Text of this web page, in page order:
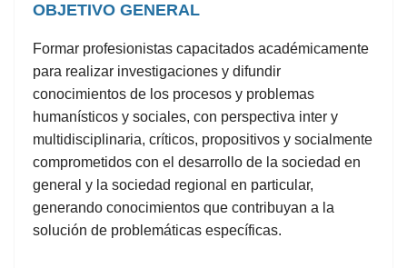
OBJETIVO GENERAL
Formar profesionistas capacitados académicamente
para realizar investigaciones y difundir
conocimientos de los procesos y problemas
humanísticos y sociales, con perspectiva inter y
multidisciplinaria, críticos, propositivos y socialmente
comprometidos con el desarrollo de la sociedad en
general y la sociedad regional en particular,
generando conocimientos que contribuyan a la
solución de problemáticas específicas.